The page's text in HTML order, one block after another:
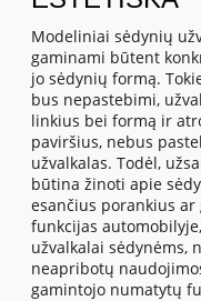
Modeliniai sėdynių
gaminami būtent
jo sėdynių formą.
bus nepastebimi,
linkius bei formą ir
paviršius, nebus
užvalkalas. Todėl,
būtina žinoti apie
esančius porankius
funkcijas
užvalkalai sėdynėms,
neapribotų
gamintojo numatytų